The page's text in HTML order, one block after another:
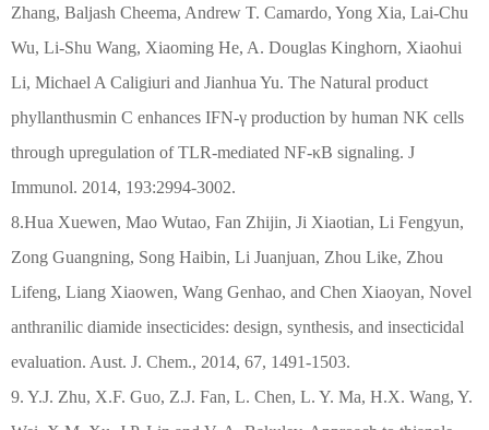
Zhang, Baljash Cheema, Andrew T. Camardo, Yong Xia, Lai-Chu
Wu, Li-Shu Wang, Xiaoming He, A. Douglas Kinghorn, Xiaohui
Li, Michael A Caligiuri and Jianhua Yu. The Natural product
phyllanthusmin C enhances IFN-γ production by human NK cells
through upregulation of TLR-mediated NF-κB signaling. J
Immunol. 2014, 193:2994-3002.
8.Hua Xuewen, Mao Wutao, Fan Zhijin, Ji Xiaotian, Li Fengyun,
Zong Guangning, Song Haibin, Li Juanjuan, Zhou Like, Zhou
Lifeng, Liang Xiaowen, Wang Genhao, and Chen Xiaoyan, Novel
anthranilic diamide insecticides: design, synthesis, and insecticidal
evaluation. Aust. J. Chem., 2014, 67, 1491-1503.
9. Y.J. Zhu, X.F. Guo, Z.J. Fan, L. Chen, L. Y. Ma, H.X. Wang, Y.